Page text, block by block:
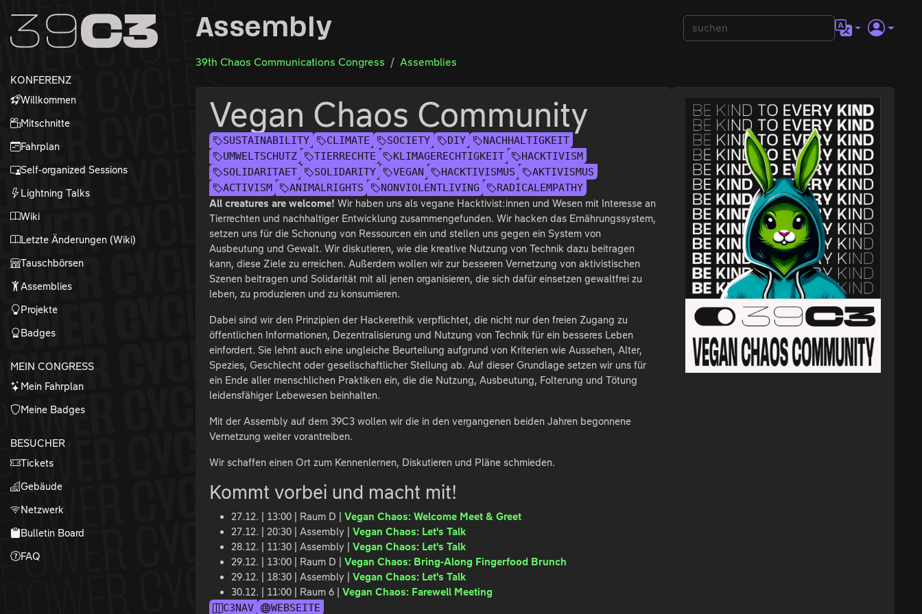
Zum Inhalt
Zum Footer
KONFERENZ
Willkommen
Mitschnitte
Fahrplan
Self-organized Sessions
Lightning Talks
Wiki
Letzte Änderungen (Wiki)
Tauschbörsen
Assemblies
Projekte
Badges
MEIN CONGRESS
Mein Fahrplan
Meine Badges
BESUCHER
Tickets
Gebäude
Netzwerk
Bulletin Board
FAQ
Assembly
39th Chaos Communications Congress Assemblies
Vegan Chaos Community
SUSTAINABILITY CLIMATE SOCIETY DIY
NACHHALTIGKEIT
UMWELTSCHUTZ
TIERRECHTE KLIMAGERECHTIGKEIT
HACKTIVISM
SOLIDARITAET
SOLIDARITY VEGAN HACKTIVISMUS
AKTIVISMUS
ACTIVISM
ANIMALRIGHTS NONVIOLENTLIVING RADICALEMPATHY
All creatures are welcome! Wir haben uns als vegane Hacktivist:innen und Wesen mit Interesse an
Tierrechten und nachhaltiger Entwicklung zusammengefunden. Wir hacken das Ernährungssystem,
setzen uns für die Schonung von Ressourcen ein und stellen uns gegen ein System von
Ausbeutung und Gewalt. Wir diskutieren, wie die kreative Nutzung von Technik dazu beitragen
kann, diese Ziele zu erreichen. Außerdem wollen wir zur besseren Vernetzung von aktivistischen
Szenen beitragen und Solidarität mit all jenen organisieren, die sich dafür einsetzen gewaltfrei zu
leben, zu produzieren und zu konsumieren.
Dabei sind wir den Prinzipien der Hackerethik verpflichtet, die nicht nur den freien Zugang zu
öffentlichen Informationen, Dezentralisierung und Nutzung von Technik für ein besseres Leben
einfordert. Sie lehnt auch eine ungleiche Beurteilung aufgrund von Kriterien wie Aussehen, Alter,
Spezies, Geschlecht oder gesellschaftlicher Stellung ab. Auf dieser Grundlage setzen wir uns für
ein Ende aller menschlichen Praktiken ein, die die Nutzung, Ausbeutung, Folterung und Tötung
leidensfähiger Lebewesen beinhalten.
Mit der Assembly auf dem 39C3 wollen wir die in den vergangenen beiden Jahren begonnene
Vernetzung weiter vorantreiben.
Wir schaffen einen Ort zum Kennenlernen, Diskutieren und Pläne schmieden.
Kommt vorbei und macht mit!
27.12. | 13:00 | Raum D |Vegan Chaos: Welcome Meet & Greet
27.12. | 20:30 | Assembly |Vegan Chaos: Let's Talk
28.12. | 11:30 | Assembly |Vegan Chaos: Let's Talk
29.12. | 13:00 | Raum D |Vegan Chaos: Bring-Along Fingerfood Brunch
29.12. | 18:30 | Assembly |Vegan Chaos: Let's Talk
30.12. | 11:00 | Raum 6 |Vegan Chaos: Farewell Meeting
C3NAV WEBSEITE